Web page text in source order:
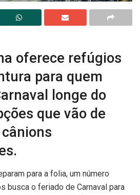
oferece refúgios
para quem
longe do
que vão de
para a folia, um número
busca o feriado de Carnaval para